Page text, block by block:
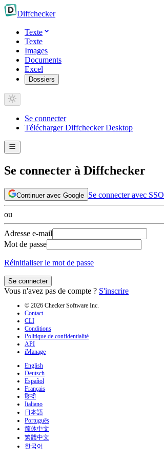
Diffchecker
Texte
Texte
Images
Documents
Excel
Dossiers
Se connecter
Télécharger Diffchecker Desktop
Se connecter à Diffchecker
Continuer avec Google Se connecter avec SSO
ou
Adresse e-mail
Mot de passe
Réinitialiser le mot de passe
Se connecter
Vous n'avez pas de compte ? S'inscrire
© 2026 Checker Software Inc.
Contact
CLI
Conditions
Politique de confidentialité
API
iManage
English
Deutsch
Español
Français
हिन्दी
Italiano
日本語
Português
简体中文
繁體中文
한국어